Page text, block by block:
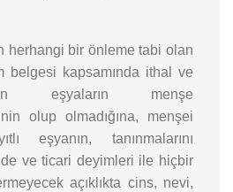
herhangi bir önleme tabi olan
belgesi kapsamında ithal ve
eşyaların menşe
olup olmadığına, menşei
eşyanın, tanınmalarını
ve ticari deyimleri ile hiçbir
açıklıkta cins, nevi,